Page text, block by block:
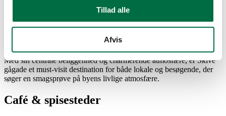
Tillad alle
Afvis
på en af de hyggelige fortovscaféer.
Gågaden ligger også blot et kvarter fra bakkehøjden, hvorfra du kan
Med sin centrale beliggenhed og charmerende atmosfære, er Skive
gågade et must-visit destination for både lokale og besøgende, der
søger en smagsprøve på byens livlige atmosfære.
Café & spisesteder